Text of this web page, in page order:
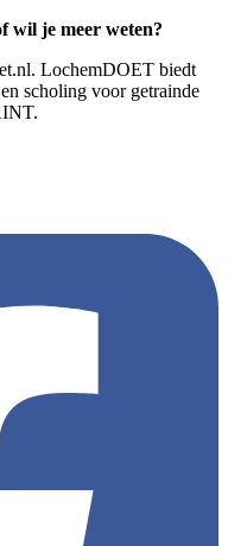
wil je meer weten?
. LochemDOET biedt
scholing voor getrainde